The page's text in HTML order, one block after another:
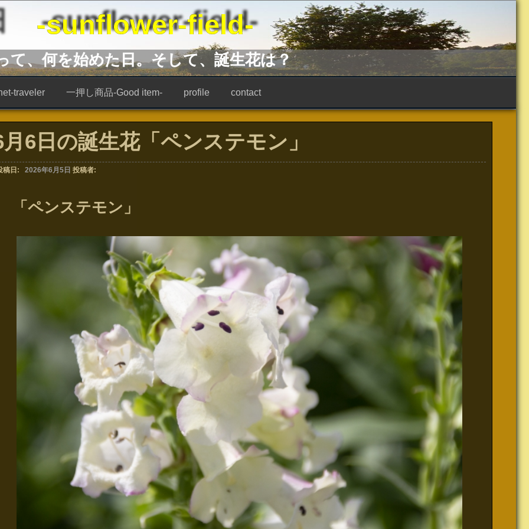
-sunflower-field-
、何を始めた日。そして、誕生花は？
traveler 一押し商品-Good item- profile contact
6日の誕生花「ペンステモン」
稿日: 2026年6月5日 投稿者:
「ペンステモン」